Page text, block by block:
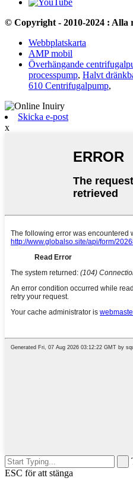
© Copyright - 2010-2024 : Alla
Webbplatskarta
AMP mobil
Överhängande
processpump, Halvt
610 Centrifugalpump,
Skicka e-post
x
ESC för att stänga